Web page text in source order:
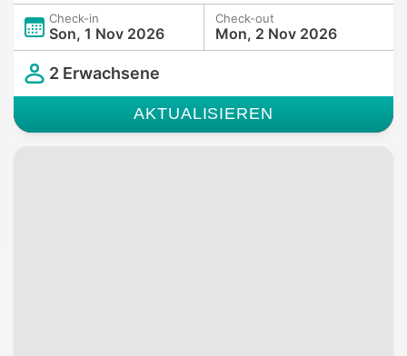
Check-in
Son, 1 Nov 2026
Check-out
Mon, 2 Nov 2026
2 Erwachsene
AKTUALISIEREN